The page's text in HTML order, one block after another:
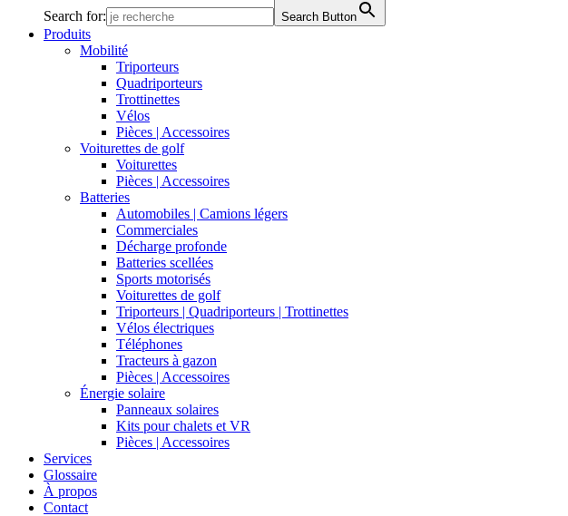
Search for: Search Button
Produits
Mobilité
Triporteurs
Quadriporteurs
Trottinettes
Vélos
Pièces | Accessoires
Voiturettes de golf
Voiturettes
Pièces | Accessoires
Batteries
Automobiles | Camions légers
Commerciales
Décharge profonde
Batteries scellées
Sports motorisés
Voiturettes de golf
Triporteurs | Quadriporteurs | Trottinettes
Vélos électriques
Téléphones
Tracteurs à gazon
Pièces | Accessoires
Énergie solaire
Panneaux solaires
Kits pour chalets et VR
Pièces | Accessoires
Services
Glossaire
À propos
Contact